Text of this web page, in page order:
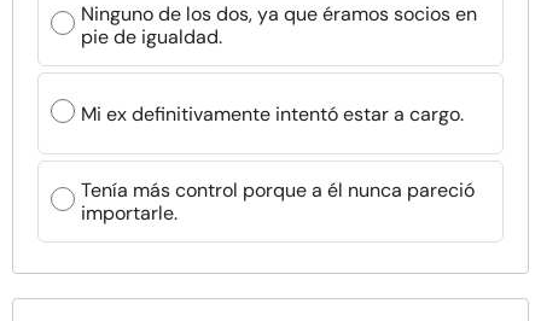
Ninguno de los dos, ya que éramos socios en
pie de igualdad.
Mi ex definitivamente intentó estar a cargo.
Tenía más control porque a él nunca pareció
importarle.